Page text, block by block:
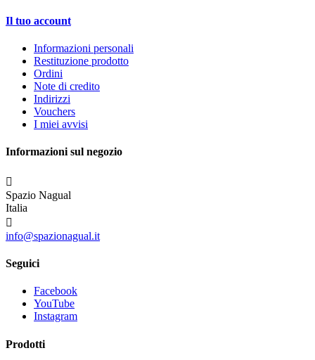
Il tuo account
Informazioni personali
Restituzione prodotto
Ordini
Note di credito
Indirizzi
Vouchers
I miei avvisi
Informazioni sul negozio

Spazio Nagual
Italia

info@spazionagual.it
Seguici
Facebook
YouTube
Instagram
Prodotti